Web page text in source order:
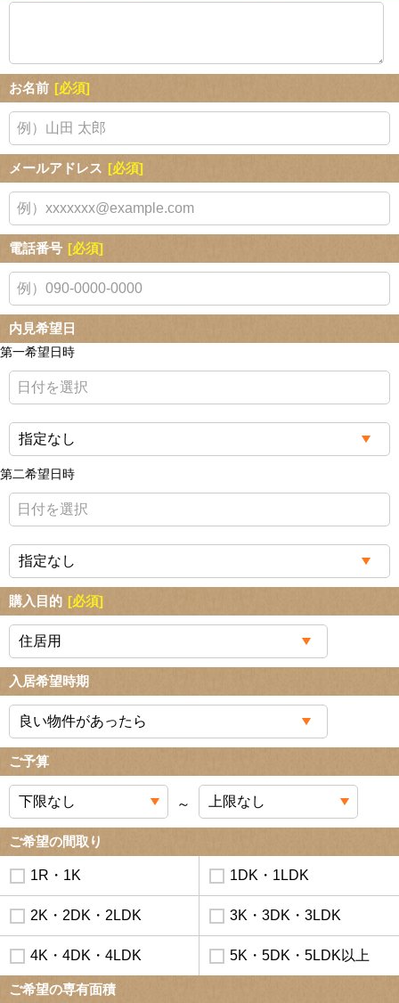
お名前 [必須]
メールアドレス [必須]
電話番号 [必須]
内見希望日
第一希望日時
第二希望日時
購入目的 [必須]
入居希望時期
ご予算
～
ご希望の間取り
1R・1K 1DK・1LDK
2K・2DK・2LDK 3K・3DK・3LDK
4K・4DK・4LDK 5K・5DK・5LDK以上
ご希望の専有面積